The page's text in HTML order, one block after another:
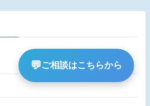
💬ご相談はこちらから